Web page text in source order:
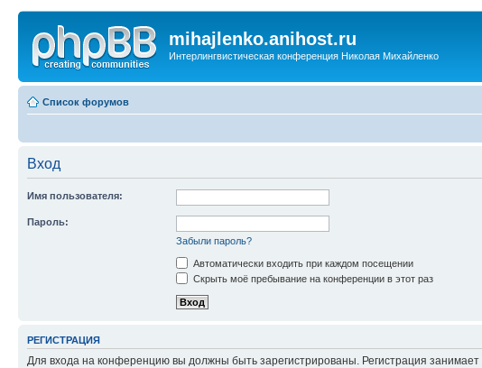
mihajlenko.anihost.ru
Интерлингвистическая конференция Николая Михайленко
Список форумов
Вход
Имя пользователя:
Пароль:
Забыли пароль?
Автоматически входить при каждом посещении
Скрыть моё пребывание на конференции в этот раз
РЕГИСТРАЦИЯ
Для входа на конференцию вы должны быть зарегистрированы. Регистрация